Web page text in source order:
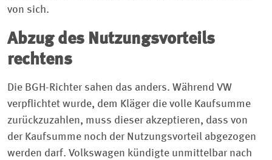
von sich.
Abzug des Nutzungsvorteils
rechtens
Die BGH-Richter sahen das anders. Während VW
verpflichtet wurde, dem Kläger die volle Kaufsumme
zurückzuzahlen, muss dieser akzeptieren, dass von
der Kaufsumme noch der Nutzungsvorteil abgezogen
werden darf. Volkswagen kündigte unmittelbar nach